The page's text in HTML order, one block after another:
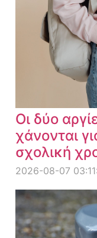
Οι δύο
χάνονται
σχολική
2026-08-07